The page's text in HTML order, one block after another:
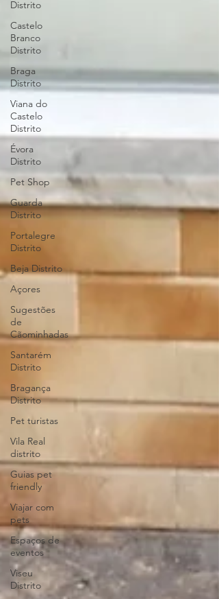
Distrito
Castelo
Branco
Distrito
Braga
Distrito
Viana do
Castelo
Distrito
Évora
Distrito
Pet Shop
Guarda
Distrito
Portalegre
Distrito
Beja Distrito
Açores
Sugestões
de
Cãominhadas
Santarém
Distrito
Bragança
Distrito
Pet turistas
Vila Real
distrito
Guias pet
friendly
Viajar com
pets
Espaços de
eventos
Viseu
Distrito